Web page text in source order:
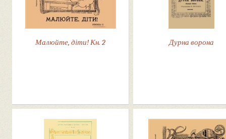
Малюйте, діти! Кн. 2 Дурна ворона